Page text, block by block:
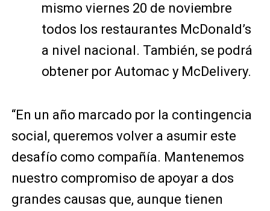
mismo viernes 20 de noviembre
todos los restaurantes McDonald’s
a nivel nacional. También, se podrá
obtener por Automac y McDelivery.
“En un año marcado por la contingencia
social, queremos volver a asumir este
desafío como compañía. Mantenemos
nuestro compromiso de apoyar a dos
grandes causas que, aunque tienen